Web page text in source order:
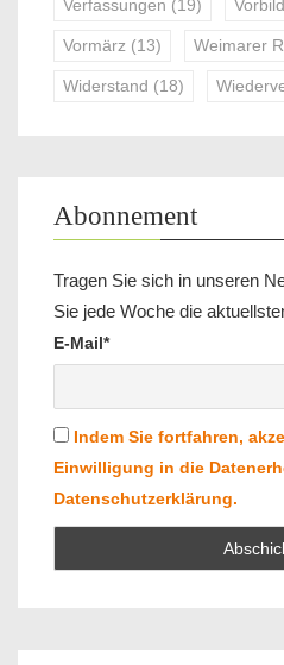
Verfassungen (19)
Vormärz (13) Weimarer
Widerstand (18)
Abonnement
Tragen Sie sich in unseren
Sie jede Woche die
E-Mail*
Indem Sie fortfahren,
Einwilligung in die
Datenschutzerklärung.